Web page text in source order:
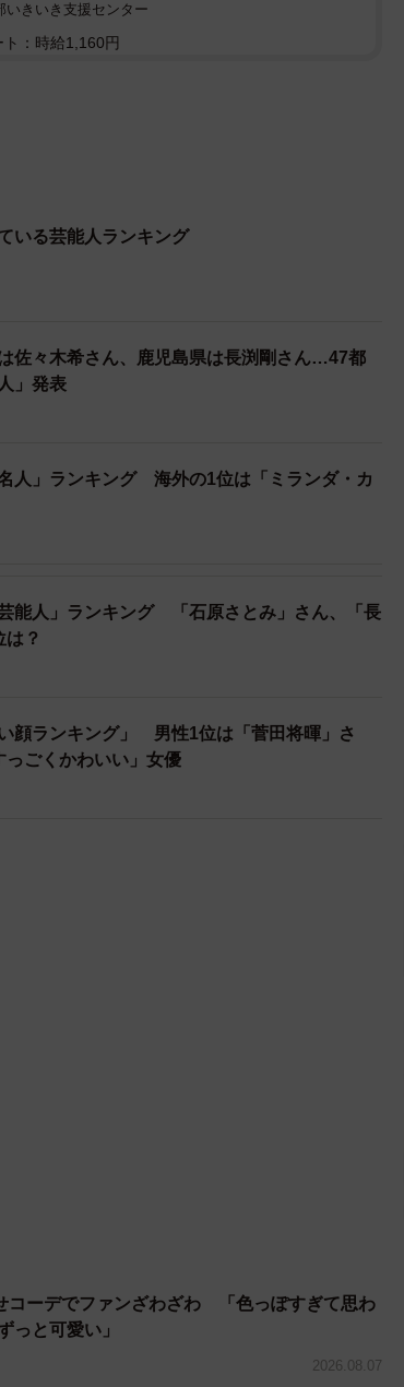
きいき支援センター
：時給1,160円
いる芸能人ランキング
佐々木希さん、鹿児島県は長渕剛さん…47都
」発表
人」ランキング 海外の1位は「ミランダ・カ
能人」ランキング 「石原さとみ」さん、「長
？
顔ランキング」 男性1位は「菅田将暉」さ
っごくかわいい」女優
ーデでファンざわざわ 「色っぽすぎて思わ
っと可愛い」
2026.08.07